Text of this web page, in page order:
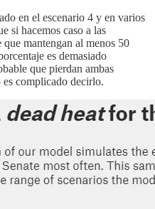
en el escenario 4 y en varios
si hacemos caso a las
que mantengan al menos 50
es demasiado
que pierdan ambas
es complicado decirlo.